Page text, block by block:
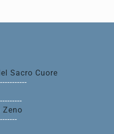
Sacro Cuore
Zeno